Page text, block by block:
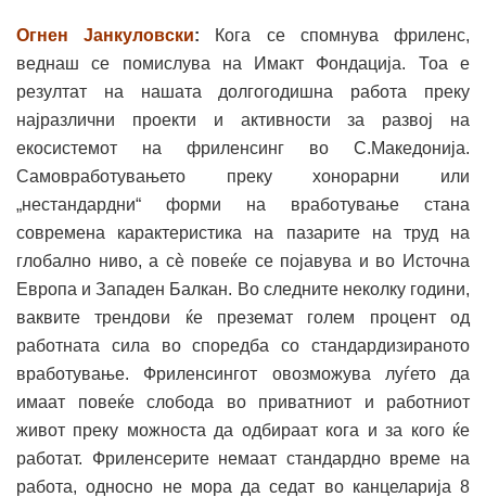
Огнен Јанкуловски: Кога се спомнува фриленс,
веднаш се помислува на Имакт Фондација. Тоа е
резултат на нашата долгогодишна работа преку
најразлични проекти и активности за развој на
екосистемот на фриленсинг во С.Македонија.
Самовработувањето преку хонорарни или
„нестандардни“ форми на вработување стана
современа карактеристика на пазарите на труд на
глобално ниво, а сè повеќе се појавува и во Источна
Европа и Западен Балкан. Во следните неколку години,
ваквите трендови ќе преземат голем процент од
работната сила во споредба со стандардизираното
вработување. Фриленсингот овозможува луѓето да
имаат повеќе слобода во приватниот и работниот
живот преку можноста да одбираат кога и за кого ќе
работат. Фриленсерите немаат стандардно време на
работа, односно не мора да седат во канцеларија 8